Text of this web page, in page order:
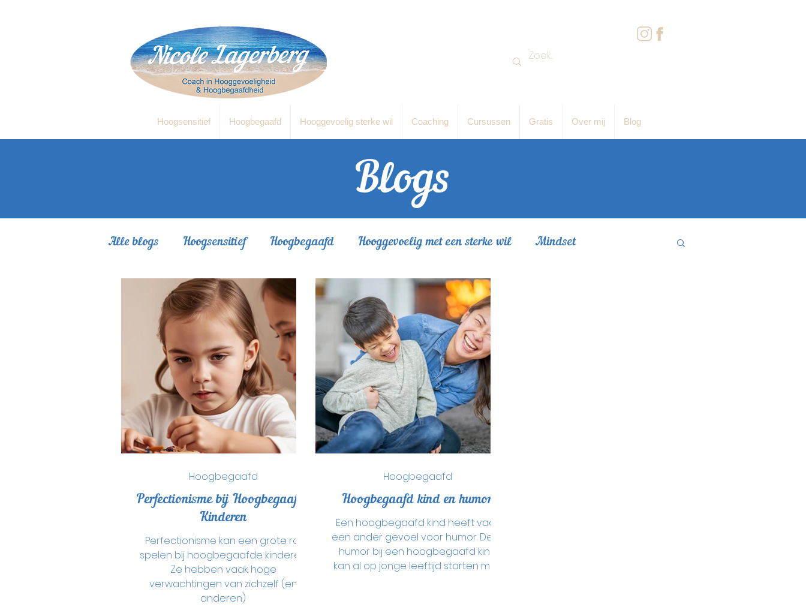
Hoogsensitief Hoogbegaafd Hooggevoelig sterke wil Coaching Cursussen Gratis Over mij Blog
Blogs
Alle blogs Hoogsensitief Hoogbegaafd Hooggevoelig met een sterke wil Mindset
Perfectionisme bij Hoogbegaafde
Kinderen
Perfectionisme kan een grote rol
spelen bij hoogbegaafde kinderen.
Ze hebben vaak hoge
verwachtingen van zichzelf (en
anderen)
Hoogbegaafd
Hoogbegaafd kind en humor
Een hoogbegaafd kind heeft vaak
een ander gevoel voor humor. Deze
humor bij een hoogbegaafd kind
kan al op jonge leeftijd starten met...
Hoogbegaafd